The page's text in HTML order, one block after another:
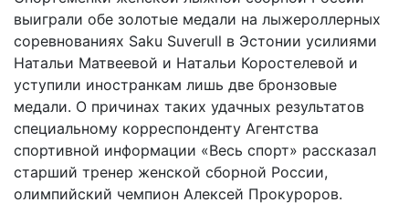
выиграли обе золотые медали на лыжероллерных
соревнованиях Saku Suverull в Эстонии усилиями
Натальи Матвеевой и Натальи Коростелевой и
уступили иностранкам лишь две бронзовые
медали. О причинах таких удачных результатов
специальному корреспонденту Агентства
спортивной информации «Весь спорт» рассказал
старший тренер женской сборной России,
олимпийский чемпион Алексей Прокуроров.